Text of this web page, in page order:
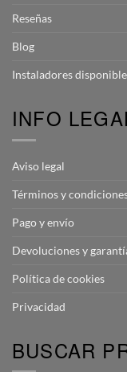
Reseñas
Blog
Instaladores
INFO
Aviso legal
Términos y
Pago y envío
Devoluciones y
Política de cookies
Privacidad
BUSCAR